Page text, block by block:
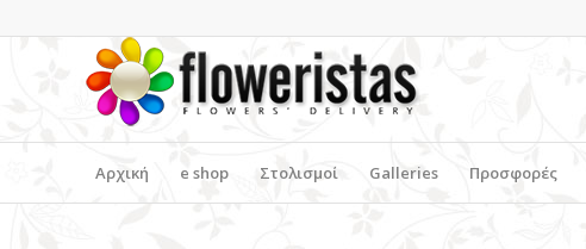
Αρχική e shop Στολισμοί Galleries Προσφορές